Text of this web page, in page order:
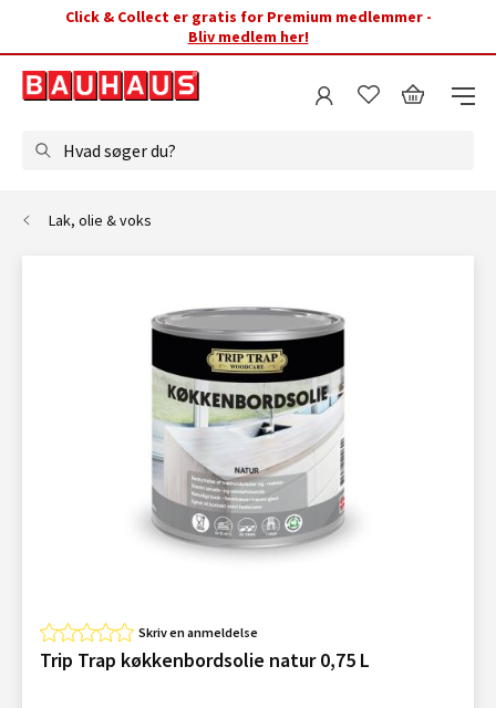
Click & Collect er gratis for Premium medlemmer -
Bliv medlem her!
Hvad søger du?
Lak, olie & voks
Skriv en anmeldelse
Trip Trap køkkenbordsolie natur 0,75 L